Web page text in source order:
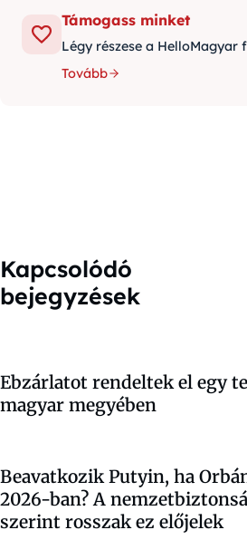
Támogass minket
Légy részese a HelloMagyar
Tovább
Kapcsolódó
bejegyzések
Ebzárlatot rendeltek el egy
magyar megyében
Beavatkozik Putyin, ha
2026-ban? A
szerint rosszak ez előjelek